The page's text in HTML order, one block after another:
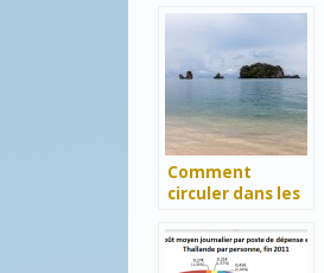
Comment
circuler dans les